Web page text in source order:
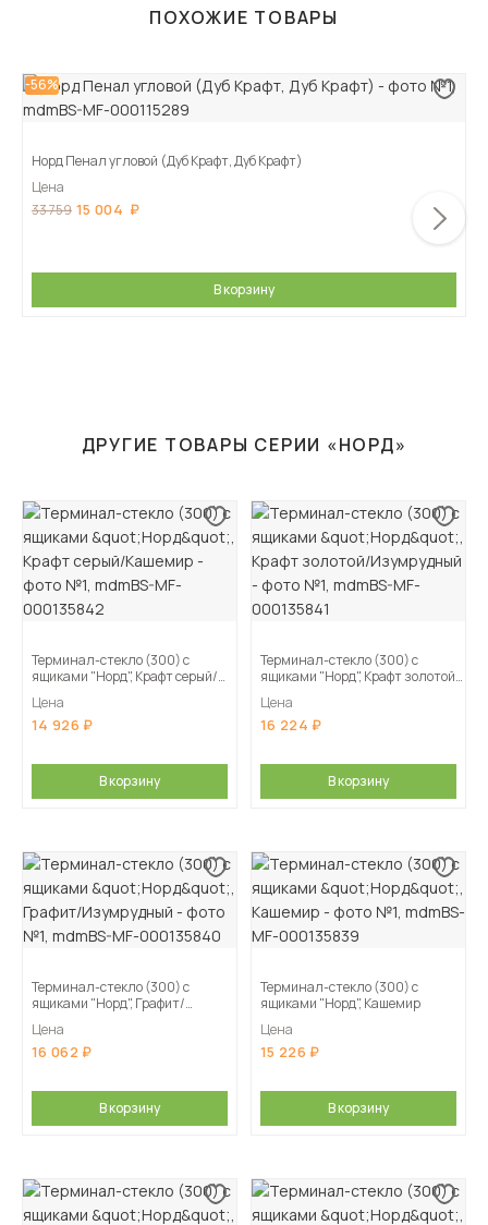
ПОХОЖИЕ ТОВАРЫ
-56%
Норд Пенал угловой (Дуб Крафт, Дуб Крафт)
Цена
33 759 15 004
В корзину
ДРУГИЕ ТОВАРЫ СЕРИИ «НОРД»
Терминал-стекло (300) с
ящиками "Норд", Крафт серый/
Цена
14 926
В корзину
Терминал-стекло (300) с
ящиками "Норд", Крафт золотой/
Цена
16 224
В корзину
Терминал-стекло (300) с
ящиками "Норд", Графит/
Цена
16 062
В корзину
Терминал-стекло (300) с
ящиками "Норд", Кашемир
Цена
15 226
В корзину